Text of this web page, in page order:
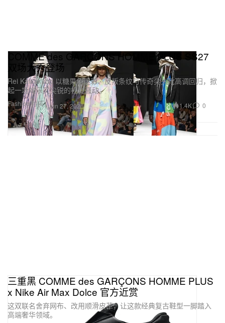
Fashion 时装
COMME des GARÇONS HOMME PLUS SS27
双场大秀登场
Rei Kawakubo 以糖果色迷彩、反叛条纹与传奇尖头靴高调回归，掀
起一场欢乐又尖锐的视觉骚动。
Jun 27, 2026 1.4K 0
三重黑 COMME des GARÇONS HOMME PLUS
x Nike Air Max Dolce 官方近赏
这双联名舍弃网布、改用顺滑皮革，让这款经典复古鞋型一脚踏入
高端奢华领域。